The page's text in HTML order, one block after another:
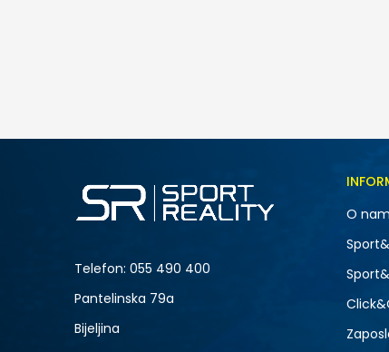
Telefon: 055 490 400
Pantelinska 79a
Bijeljina
O